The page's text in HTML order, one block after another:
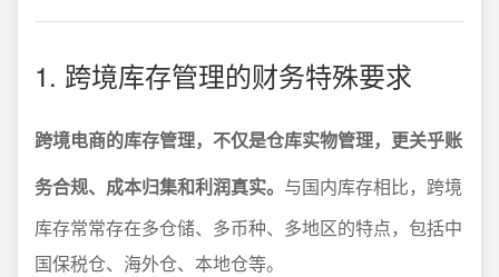
1. 跨境库存管理的财务特殊要求
跨境电商的库存管理，不仅是仓库实物管理，更关乎账
务合规、成本归集和利润真实。 与国内库存相比，跨境
库存常常存在多仓储、多币种、多地区的特点，包括中
国保税仓、海外仓、本地仓等。